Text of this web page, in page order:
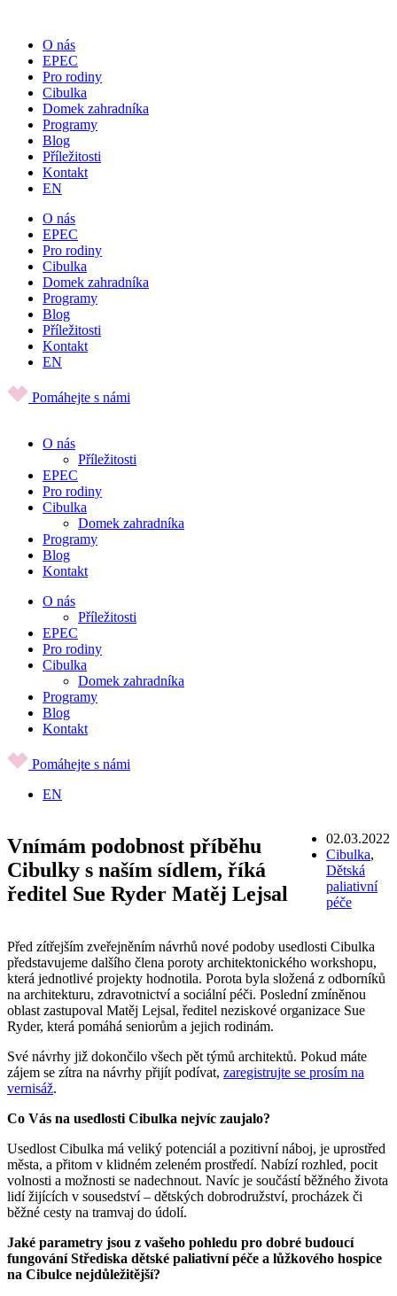
obsahuO nás
EPEC
Pro rodiny
Cibulka
Domek zahradníka
Programy
Blog
Příležitosti
Kontakt
EN
O nás
EPEC
Pro rodiny
Cibulka
Domek zahradníka
Programy
Blog
Příležitosti
Kontakt
EN
Pomáhejte s námi
O nás
Příležitosti
EPEC
Pro rodiny
Cibulka
Domek zahradníka
Programy
Blog
Kontakt
O nás
Příležitosti
EPEC
Pro rodiny
Cibulka
Domek zahradníka
Programy
Blog
Kontakt
Pomáhejte s námi
EN
Vnímám podobnost příběhu
Cibulky s naším sídlem, říká
ředitel Sue Ryder Matěj Lejsal
02.03.2022
Cibulka,
Dětská
paliativní
péče
Před zítřejším zveřejněním návrhů nové podoby usedlosti Cibulka
představujeme dalšího člena poroty architektonického workshopu,
která jednotlivé projekty hodnotila. Porota byla složená z odborníků
na architekturu, zdravotnictví a sociální péči. Poslední zmíněnou
oblast zastupoval Matěj Lejsal, ředitel neziskové organizace Sue
Ryder, která pomáhá seniorům a jejich rodinám.
Své návrhy již dokončilo všech pět týmů architektů. Pokud máte
zájem se zítra na návrhy přijít podívat, zaregistrujte se prosím na
vernisáž.
Co Vás na usedlosti Cibulka nejvíc zaujalo?
Usedlost Cibulka má veliký potenciál a pozitivní náboj, je uprostřed
města, a přitom v klidném zeleném prostředí. Nabízí rozhled, pocit
volnosti a možnosti se nadechnout. Navíc je součástí běžného života
lidí žijících v sousedství – dětských dobrodružství, procházek či
běžné cesty na tramvaj do údolí.
Jaké parametry jsou z vašeho pohledu pro dobré budoucí
fungování Střediska dětské paliativní péče a lůžkového hospice
na Cibulce nejdůležitější?